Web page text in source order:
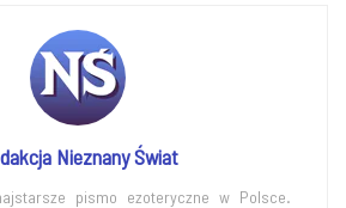
Nieznany Świat
pismo ezoteryczne w Polsce.